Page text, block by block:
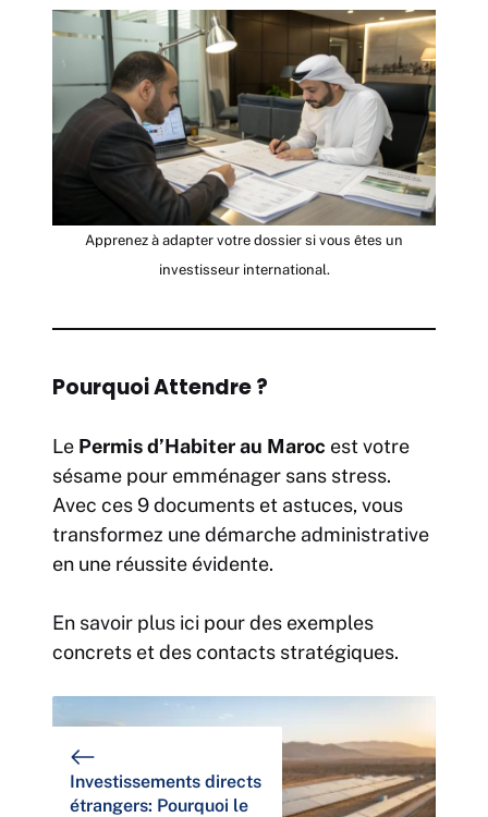
Apprenez à adapter votre dossier si vous êtes un
investisseur international.
Pourquoi Attendre ?
Le Permis d’Habiter au Maroc est votre
sésame pour emménager sans stress.
Avec ces 9 documents et astuces, vous
transformez une démarche administrative
en une réussite évidente.
En savoir plus ici pour des exemples
concrets et des contacts stratégiques.
Investissements directs
étrangers: Pourquoi le